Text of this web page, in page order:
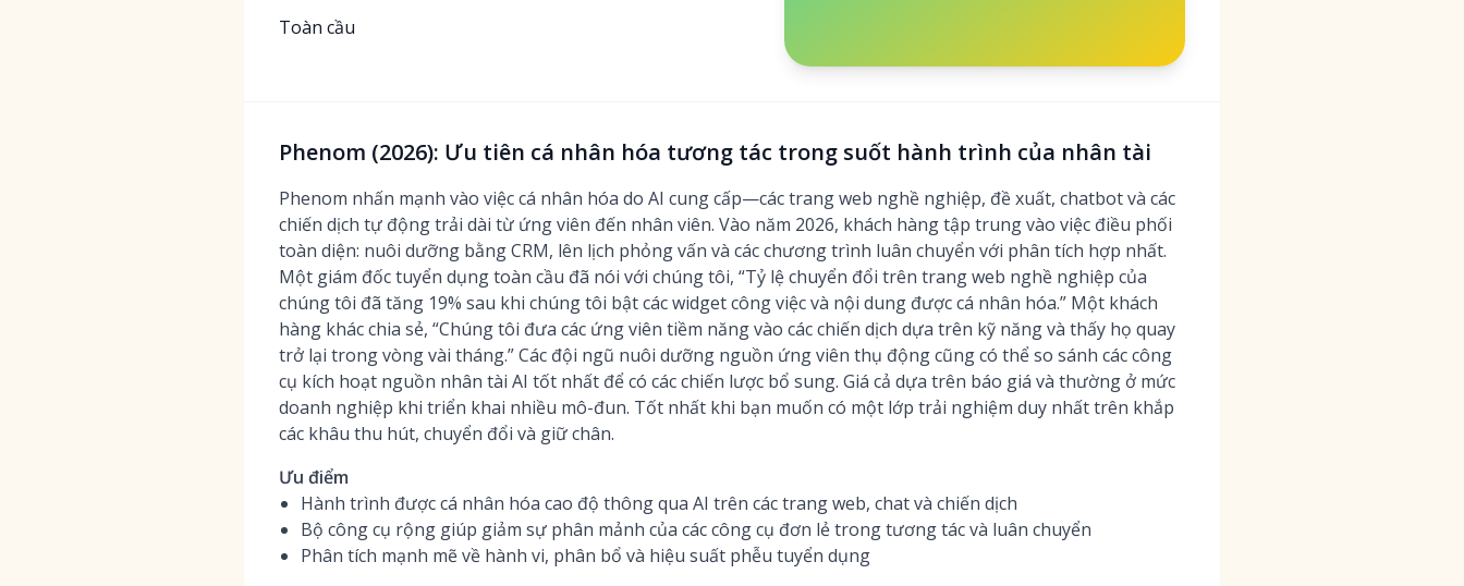
Toàn cầu
Phenom (2026): Ưu tiên cá nhân hóa tương tác trong suốt hành trình của nhân tài
Phenom nhấn mạnh vào việc cá nhân hóa do AI cung cấp—các trang web nghề nghiệp, đề xuất, chatbot và các
chiến dịch tự động trải dài từ ứng viên đến nhân viên. Vào năm 2026, khách hàng tập trung vào việc điều phối
toàn diện: nuôi dưỡng bằng CRM, lên lịch phỏng vấn và các chương trình luân chuyển với phân tích hợp nhất.
Một giám đốc tuyển dụng toàn cầu đã nói với chúng tôi, “Tỷ lệ chuyển đổi trên trang web nghề nghiệp của
chúng tôi đã tăng 19% sau khi chúng tôi bật các widget công việc và nội dung được cá nhân hóa.” Một khách
hàng khác chia sẻ, “Chúng tôi đưa các ứng viên tiềm năng vào các chiến dịch dựa trên kỹ năng và thấy họ quay
trở lại trong vòng vài tháng.” Các đội ngũ nuôi dưỡng nguồn ứng viên thụ động cũng có thể so sánh các công
cụ kích hoạt nguồn nhân tài AI tốt nhất để có các chiến lược bổ sung. Giá cả dựa trên báo giá và thường ở mức
doanh nghiệp khi triển khai nhiều mô-đun. Tốt nhất khi bạn muốn có một lớp trải nghiệm duy nhất trên khắp
các khâu thu hút, chuyển đổi và giữ chân.
Ưu điểm
Hành trình được cá nhân hóa cao độ thông qua AI trên các trang web, chat và chiến dịch
Bộ công cụ rộng giúp giảm sự phân mảnh của các công cụ đơn lẻ trong tương tác và luân chuyển
Phân tích mạnh mẽ về hành vi, phân bổ và hiệu suất phễu tuyển dụng